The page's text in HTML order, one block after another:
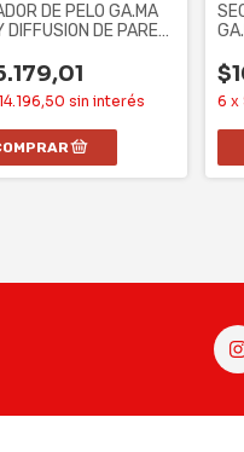
DE PELO GA.MA
DIFFUSION DE PARED
sin interés 6 x